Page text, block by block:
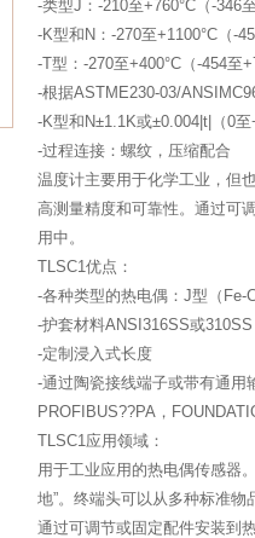
-类型J：-210至+760°C（-346
-K型和N：-270至+1100°C（-
-T型：-270至+400°C（-454至
-根据ASTME230-03/
-K型和N±1.1K或±0.004|t|（0
-过程连接：螺纹，压缩配合
温度计主要用于化学工业，但
高测量精度和可靠性。通过可
用中。
TLSC1优点：
-各种类型的热电偶：J型（Fe-
-护套材料ANSI316SS或
-定制浸入式长度
-通过陶瓷接线端子或带有通用
PROFIBUS??PA，
TLSC1应用领域：
用于工业应用的热电偶传感器
地”。终端头可以从多种标准物
通过可调节或固定配件安装到